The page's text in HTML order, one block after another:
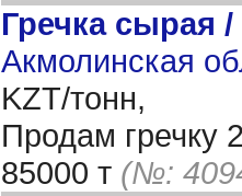
Гречка сырая /
Акмолинская
KZT/тонн,
Продам гречку
85000 т (№: